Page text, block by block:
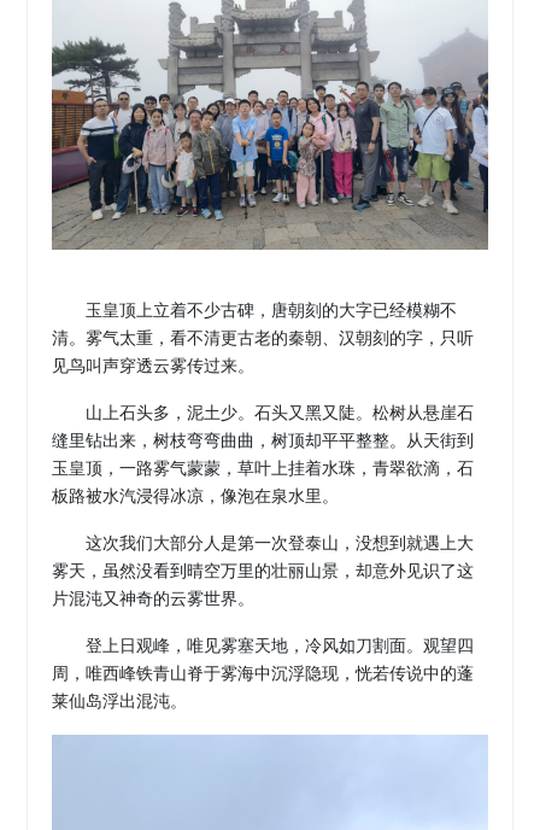
玉皇顶上立着不少古碑，唐朝刻的大字已经模糊不
清。雾气太重，看不清更古老的秦朝、汉朝刻的字，只听
见鸟叫声穿透云雾传过来。
山上石头多，泥土少。石头又黑又陡。松树从悬崖石
缝里钻出来，树枝弯弯曲曲，树顶却平平整整。从天街到
玉皇顶，一路雾气蒙蒙，草叶上挂着水珠，青翠欲滴，石
板路被水汽浸得冰凉，像泡在泉水里。
这次我们大部分人是第一次登泰山，没想到就遇上大
雾天，虽然没看到晴空万里的壮丽山景，却意外见识了这
片混沌又神奇的云雾世界。
登上日观峰，唯见雾塞天地，冷风如刀割面。观望四
周，唯西峰铁青山脊于雾海中沉浮隐现，恍若传说中的蓬
莱仙岛浮出混沌。